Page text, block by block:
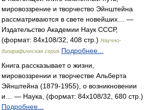
мировоззрение и творчество Эйнштейна
рассматриваются в свете новейших… —
Издательство Академии Наук СССР,
(формат: 84x108/32, 408 стр.) Научно-
биографическая серия Подробнее...
Книга рассказывает о жизни,
мировоззрении и творчестве Альберта
Эйнштейна (1879-1955), о возникновении
и… — Наука, (формат: 84x108/32, 680 стр.)
Подробнее...